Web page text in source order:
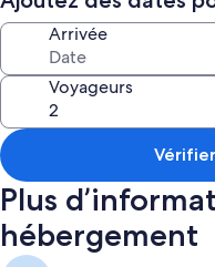
2 places de parking en sous
A proximité des plages de la
ce quartier résidentiel prisé à
Entre St Gilles les Bains et
des activités balnéaires et
Nous vous recommandons la
incontournables de l'ile.
Arrivée
Voyageurs
Plus
hébergement